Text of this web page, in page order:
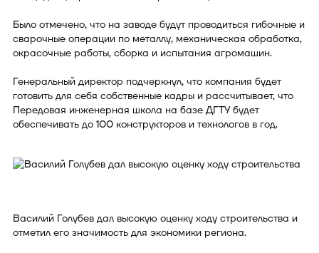
Было отмечено, что на заводе будут проводиться гибочные и
сварочные операции по металлу, механическая обработка,
окрасочные работы, сборка и испытания агромашин.
Генеральный директор подчеркнул, что компания будет
готовить для себя собственные кадры и рассчитывает, что
Передовая инженерная школа на базе ДГТУ будет
обеспечивать до 100 конструкторов и технологов в год.
Василий Голубев дал высокую оценку ходу строительства и
отметил его значимость для экономики региона.